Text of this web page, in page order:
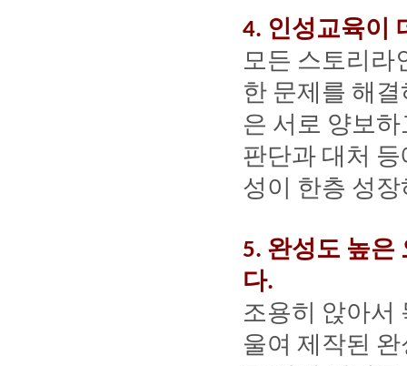
4. 인성교육이
모든 스토리라
한 문제를 해결
은 서로 양보하
판단과 대처 등
성이
한층 성장
5. 완성도 높은
다.
조용히 앉아서
울여 제작된 완